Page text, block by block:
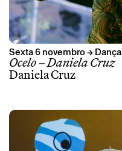
Sexta 6 novembro → Dança
Ocelo – Daniela Cruz
Daniela Cruz
Sábado 26 setembro